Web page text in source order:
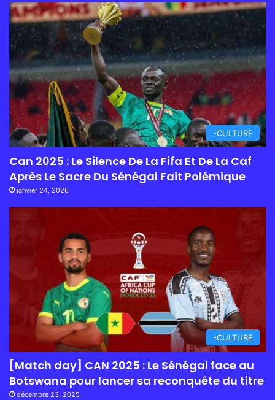
-CULTURE
Can 2025 : Le Silence De La Fifa Et De La Caf
Après Le Sacre Du Sénégal Fait Polémique
janvier 24, 2026
-CULTURE
[Match day] CAN 2025 : Le Sénégal face au
Botswana pour lancer sa reconquête du titre
décembre 23, 2025